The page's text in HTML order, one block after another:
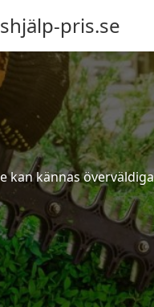
pris.se
kan kännas